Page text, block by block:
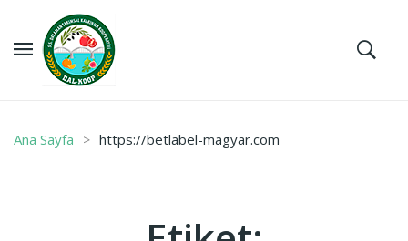
Ana Sayfa https://betlabel-magyar.com